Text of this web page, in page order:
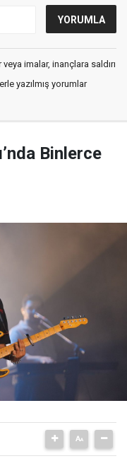
imalar, inançlara saldırı
yazılmış yorumlar
Binlerce